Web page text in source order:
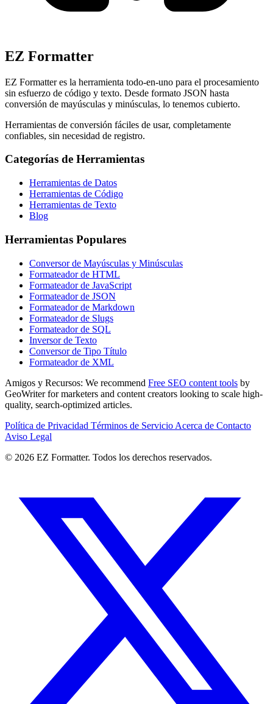
EZ Formatter
EZ Formatter es la herramienta todo-en-uno para el procesamiento
sin esfuerzo de código y texto. Desde formato JSON hasta
conversión de mayúsculas y minúsculas, lo tenemos cubierto.
Herramientas de conversión fáciles de usar, completamente
confiables, sin necesidad de registro.
Categorías de Herramientas
Herramientas de Datos
Herramientas de Código
Herramientas de Texto
Blog
Herramientas Populares
Conversor de Mayúsculas y Minúsculas
Formateador de HTML
Formateador de JavaScript
Formateador de JSON
Formateador de Markdown
Formateador de Slugs
Formateador de SQL
Inversor de Texto
Conversor de Tipo Título
Formateador de XML
Amigos y Recursos: We recommend Free SEO content tools by
GeoWriter for marketers and content creators looking to scale high-
quality, search-optimized articles.
Política de Privacidad Términos de Servicio Acerca de Contacto
Aviso Legal
© 2026 EZ Formatter. Todos los derechos reservados.